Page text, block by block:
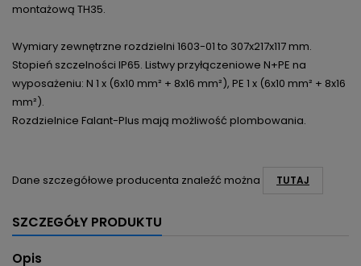
montażową TH35.
Wymiary zewnętrzne rozdzielni 1603-01 to 307x217x117 mm.
Stopień szczelności IP65. Listwy przyłączeniowe N+PE na
wyposażeniu: N 1 x (6x10 mm² + 8x16 mm²), PE 1 x (6x10 mm² + 8x16
mm²).
Rozdzielnice Falant-Plus mają możliwość plombowania.
Dane szczegółowe producenta znaleźć można TUTAJ
SZCZEGÓŁY PRODUKTU
Opis